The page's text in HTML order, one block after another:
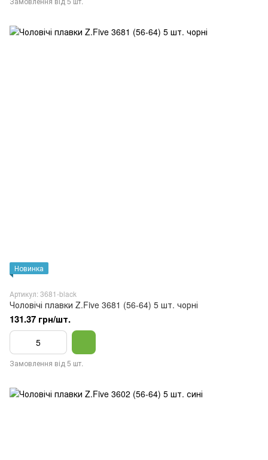
Новинка
Артикул: 3681-black
Чоловічі плавки Z.Five 3681 (56-64) 5 шт. чорні
131.37 грн/шт.
Замовлення від 5 шт.